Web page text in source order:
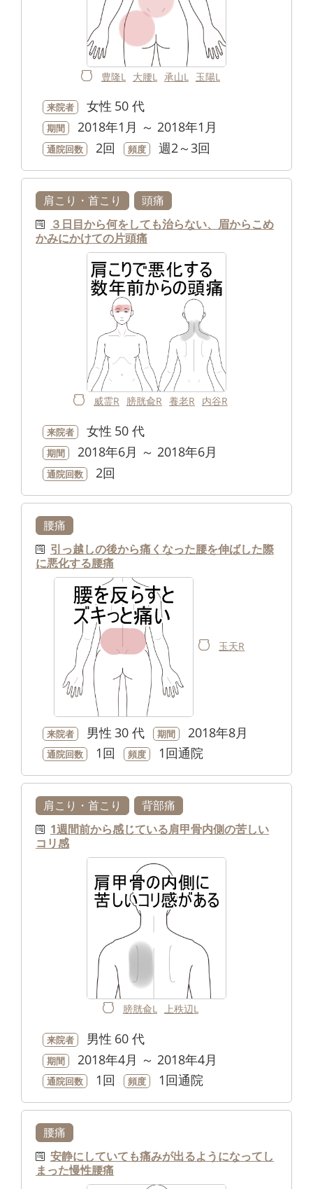
豊隆L 大腰L 承山L 玉陽L
来院者 女性 50 代
期間 2018年1月 ～ 2018年1月
通院回数 2回 頻度 週2～3回
肩こり・首こり
頭痛
３日目から何をしても治らない、眉からこめ
かみにかけての片頭痛
威霊R 膀胱兪R 養老R 内谷R
来院者 女性 50 代
期間 2018年6月 ～ 2018年6月
通院回数 2回
腰痛
引っ越しの後から痛くなった腰を伸ばした際
に悪化する腰痛
玉天R
来院者 男性 30 代 期間 2018年8月
通院回数 1回 頻度 1回通院
肩こり・首こり
背部痛
1週間前から感じている肩甲骨内側の苦しい
コリ感
膀胱兪L 上秩辺L
来院者 男性 60 代
期間 2018年4月 ～ 2018年4月
通院回数 1回 頻度 1回通院
腰痛
安静にしていても痛みが出るようになってし
まった慢性腰痛